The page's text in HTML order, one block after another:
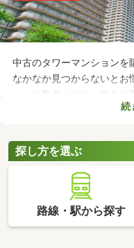
中古のタワーマンションを
なかなか見つからないとお
ョンは数多くあり、物件
なります。複数の物件を
ますので、物件の特徴を見
続
探し方を選ぶ
路線・駅から探す